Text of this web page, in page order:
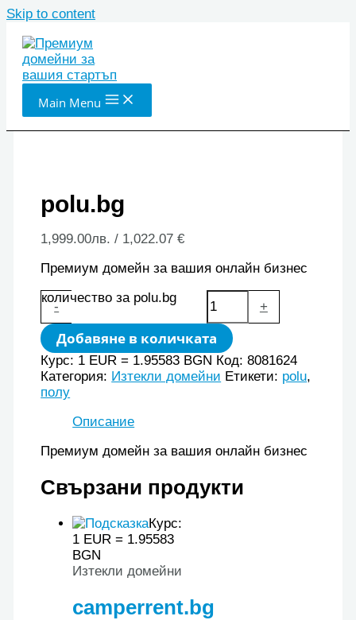
Skip to content
Main Menu
polu.bg
1,999.00лв. / 1,022.07 €
Премиум домейн за вашия онлайн бизнес
-
количество за polu.bg
+
Добавяне в количката
Курс: 1 EUR = 1.95583 BGN Код:8081624
Категория: Изтекли домейни Етикети: polu,
полу
Описание
Премиум домейн за вашия онлайн бизнес
Свързани продукти
Курс:
1 EUR = 1.95583
BGN
Изтекли домейни
camperrent.bg